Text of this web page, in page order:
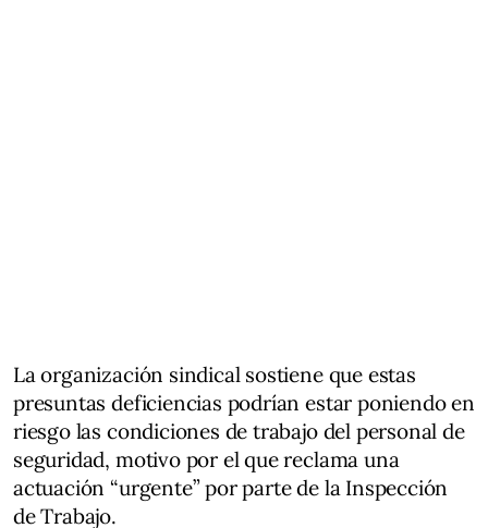
La organización sindical sostiene que estas
presuntas deficiencias podrían estar poniendo en
riesgo las condiciones de trabajo del personal de
seguridad, motivo por el que reclama una
actuación “urgente” por parte de la Inspección
de Trabajo.